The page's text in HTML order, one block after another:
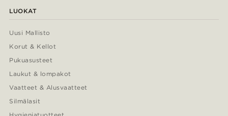
LUOKAT
Uusi Mallisto
Korut & Kellot
Pukuasusteet
Laukut & lompakot
Vaatteet & Alusvaatteet
Silmälasit